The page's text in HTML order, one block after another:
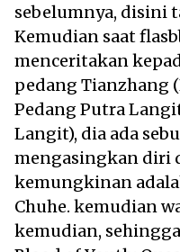
sebelumnya, disini
Kemudian saat
menceritakan
pedang Tianzhang
Pedang Putra
Langit), dia ada
mengasingkan diri
kemungkinan
Chuhe. kemudian
kemudian,